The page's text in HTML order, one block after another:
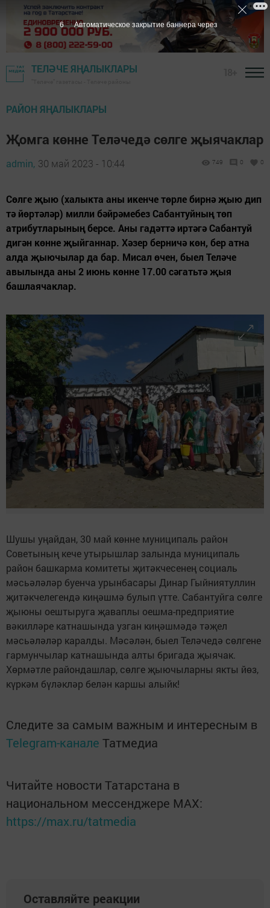
ТЕЛӘЧЕ ЯҢАЛЫКЛАРЫ
РАЙОН ЯҢАЛЫКЛАРЫ
Җомга көнне Теләчедә сөлге җыячаклар
admin, 30 май 2023 - 10:44 749 0 0
Сөлге җыю (халыкта аны икенче төрле бирнә җыю дип
тә йөртәләр) милли бәйрәмебез Сабантуйның төп
атрибутларының берсе. Аны гадәттә иртәгә Сабантуй
дигән көнне җыйганнар. Хәзер берничә көн, бер атна
алда җыючылар да бар. Мисал өчен, быел Теләче
авылында аны 2 июнь көнне 17.00 сәгатьтә җыя
башлаячаклар.
Шушы уңайдан, 30 май көнне муниципаль район
Советының кече утырышлар залында муниципаль
район башкарма комитеты җитәкчесенең социаль
мәсьәләләр буенча урынбасары Динар Гыйниятуллин
җитәкчелегендә киңәшмә булып үтте. Сабантуйга сөлге
җыюны оештыруга җаваплы оешма-предприятие
вәкилләре катнашында узган киңәшмәдә тәҗел
мәсьәләләр каралды. Мәсәлән, быел Теләчедә сөлгене
гармунчылар катнашында алты бригада җыячак.
Хөрмәтле райондашлар, сөлге җыючыларны якты йөз,
күркәм бүләкләр белән каршы алыйк!
Следите за самым важным и интересным в
Telegram-канале Татмедиа
Читайте новости Татарстана в
национальном мессенджере MАХ:
https://max.ru/tatmedia
Оставляйте реакции
5 Автоматическое закрытие баннера через